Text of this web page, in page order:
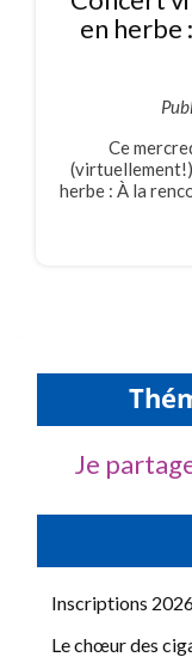
en herbe
Ce
herbe : À la
Je
Inscriptions
Le chœur des